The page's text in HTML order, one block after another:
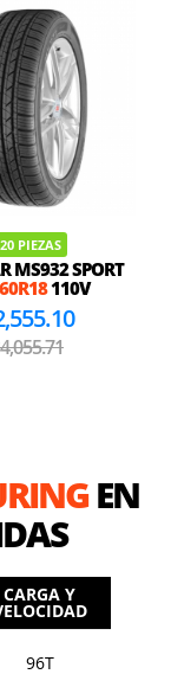
PIEZAS
MS932 SPORT
110V
EN
CARGA Y
96T